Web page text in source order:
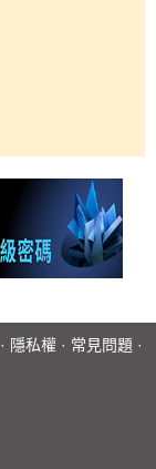
· 隱私權 · 常見問題 ·